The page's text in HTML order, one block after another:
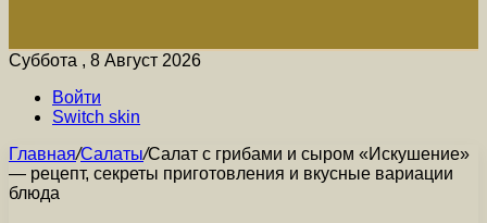
Суббота , 8 Август 2026
Войти
Switch skin
Главная/Салаты/Салат с грибами и сыром «Искушение»
— рецепт, секреты приготовления и вкусные вариации
блюда